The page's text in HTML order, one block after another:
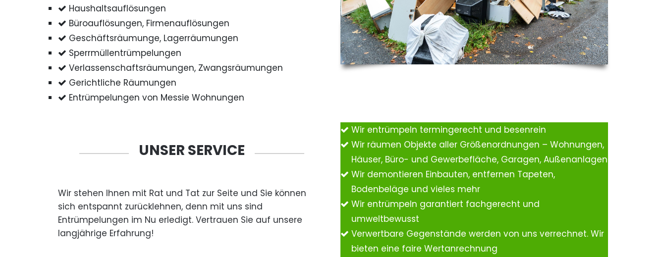
Haushaltsauflösungen
Büroauflösungen, Firmenauflösungen
Geschäftsräumunge, Lagerräumungen
Sperrmüllentrümpelungen
Verlassenschaftsräumungen, Zwangsräumungen
Gerichtliche Räumungen
Entrümpelungen von Messie Wohnungen
UNSER SERVICE
Wir stehen Ihnen mit Rat und Tat zur Seite und Sie können
sich entspannt zurücklehnen, denn mit uns sind
Entrümpelungen im Nu erledigt. Vertrauen Sie auf unsere
langjährige Erfahrung!
Wir entrümpeln termingerecht und besenrein
Wir räumen Objekte aller Größenordnungen – Wohnungen,
Häuser, Büro- und Gewerbefläche, Garagen, Außenanlagen
Wir demontieren Einbauten, entfernen Tapeten,
Bodenbeläge und vieles mehr
Wir entrümpeln garantiert fachgerecht und
umweltbewusst
Verwertbare Gegenstände werden von uns verrechnet. Wir
bieten eine faire Wertanrechnung